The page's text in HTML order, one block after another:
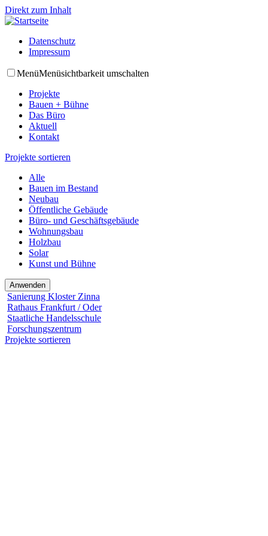
Direkt zum Inhalt
Datenschutz
Impressum
MenüMenüsichtbarkeit umschalten
Projekte
Bauen + Bühne
Das Büro
Aktuell
Kontakt
Projekte sortieren
Alle
Bauen im Bestand
Neubau
Öffentliche Gebäude
Büro- und Geschäftsgebäude
Wohnungsbau
Holzbau
Solar
Kunst und Bühne
Sanierung Kloster Zinna
Rathaus Frankfurt / Oder
Staatliche Handelsschule
Forschungszentrum
Projekte sortieren